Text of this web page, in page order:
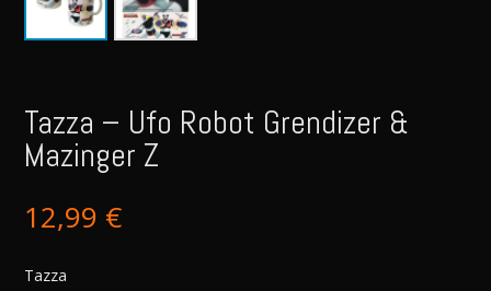
Tazza – Ufo Robot Grendizer &
Mazinger Z
12,99 €
Tazza